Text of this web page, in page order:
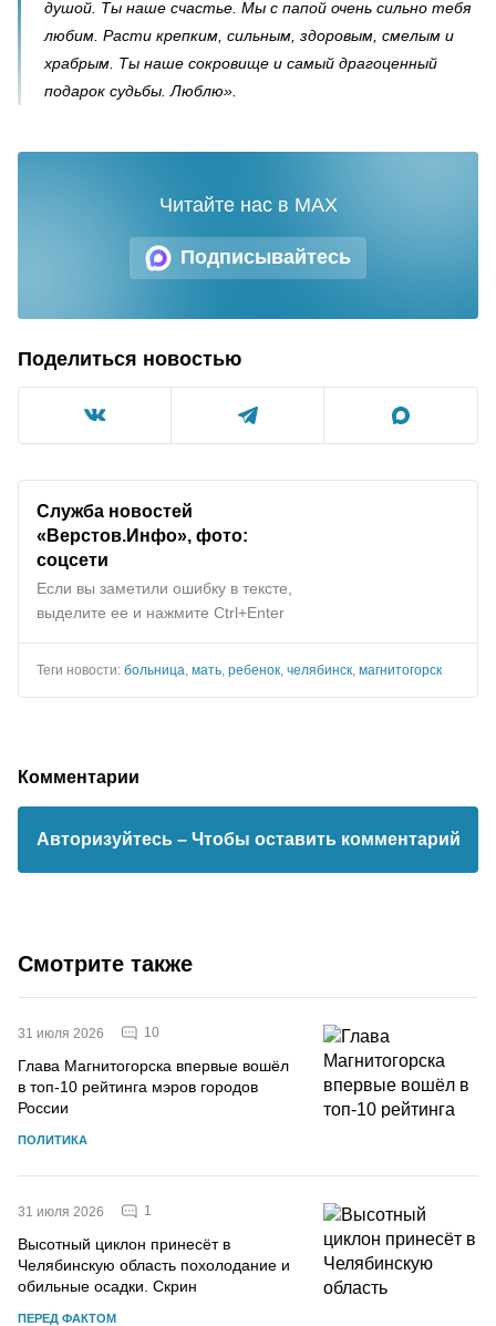
душой. Ты наше счастье. Мы с папой очень сильно тебя
любим. Расти крепким, сильным, здоровым, смелым и
храбрым. Ты наше сокровище и самый драгоценный
подарок судьбы. Люблю».
Подписывайтесь
Читайте нас в MAX
Поделиться новостью
Служба новостей
«Верстов.Инфо», фото:
соцсети
Если вы заметили ошибку в тексте,
выделите ее и нажмите Ctrl+Enter
Теги новости: больница мать ребенок челябинск магнитогорск
Комментарии
Авторизуйтесь – Чтобы оставить комментарий
Смотрите также
31 июля 2026 10
Глава Магнитогорска впервые вошёл
в топ-10 рейтинга мэров городов
России
ПОЛИТИКА
31 июля 2026 1
Высотный циклон принесёт в
Челябинскую область похолодание и
обильные осадки. Скрин
ПЕРЕД ФАКТОМ